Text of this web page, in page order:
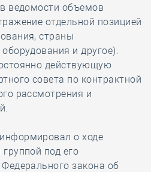
ведомости объемов
отдельной позицией
страны
и другое).
действующую
совета по контрактной
рассмотрения и
о ходе
под его
закона об